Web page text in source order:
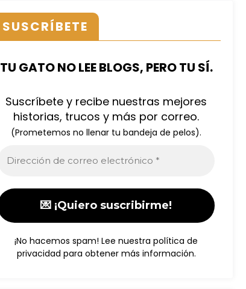
SUSCRÍBETE
TU GATO NO LEE BLOGS, PERO TU SÍ.
Suscríbete y recibe nuestras mejores
historias, trucos y más por correo.
(Prometemos no llenar tu bandeja de pelos).
¡No hacemos spam! Lee nuestrapolítica de
privacidad para obtener más información.